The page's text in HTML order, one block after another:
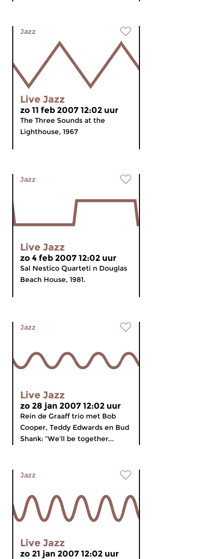
Jazz
Live Jazz
zo 11 feb 2007 12:02 uur
The Three Sounds at the
Lighthouse, 1967
Jazz
Live Jazz
zo 4 feb 2007 12:02 uur
Sal Nestico Quarteti n Douglas
Beach House, 1981.
Jazz
Live Jazz
zo 28 jan 2007 12:02 uur
Rein de Graaff trio met Bob
Cooper, Teddy Edwards en Bud
Shank: “We’ll be together...
Jazz
Live Jazz
zo 21 jan 2007 12:02 uur